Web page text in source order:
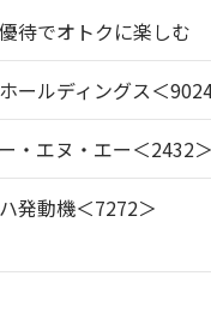
待でオトクに楽しむ
ールディングス＜
・エヌ・エー＜2432
発動機＜7272＞